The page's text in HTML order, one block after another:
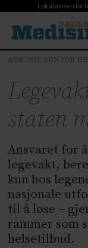
Lokalavisen for
ANNONSE KUN FOR
staten
Ansvaret for
legevakt,
kun hos
nasjonale
til å løse –
rammer som
helsetilbud.